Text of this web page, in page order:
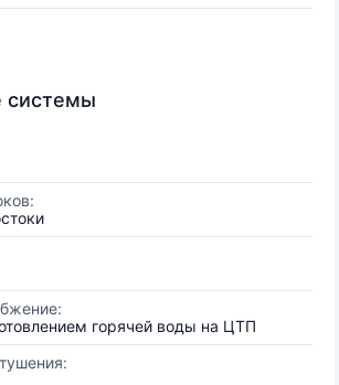
горячей воды на ЦТП